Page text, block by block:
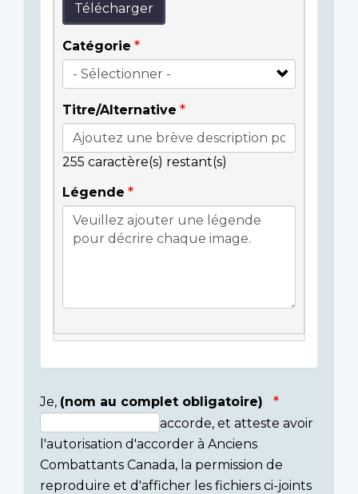
Télécharger
Catégorie
Titre/Alternative
255 caractère(s) restant(s)
Légende
Consent
section
Je, (nom au complet obligatoire)
accorde, et atteste avoir
l'autorisation d'accorder à Anciens
Combattants Canada, la permission de
reproduire et d'afficher les fichiers ci-joints